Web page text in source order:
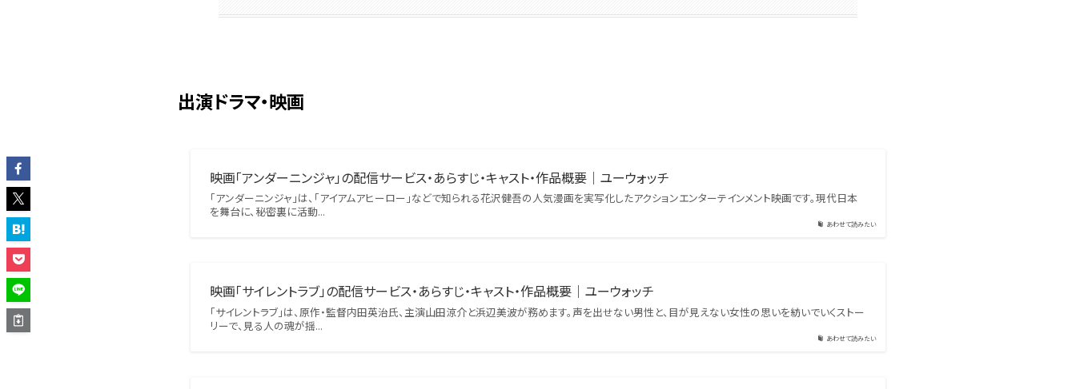
出演ドラマ・映画
あわせて読みたい
映画「アンダーニンジャ」の配信サービス・あらすじ・キャスト・作品概要｜ユーウォッチ
「アンダーニンジャ」は、「アイアムアヒーロー」などで知られる花沢健吾の人気漫画を実写化したアクションエンターテインメント映画です。現代日本
を舞台に、秘密裏に活動...
あわせて読みたい
映画「サイレントラブ」の配信サービス・あらすじ・キャスト・作品概要｜ユーウォッチ
「サイレントラブ」は、原作・監督内田英治氏、主演山田涼介と浜辺美波が務めます。声を出せない男性と、目が見えない女性の思いを紡いでいくストー
リーで、見る人の魂が揺...